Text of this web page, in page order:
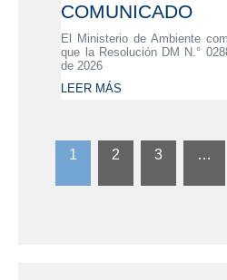
COMUNICADO
El Ministerio de Ambiente
que la Resolución DM N.°
de 2026
LEER MÁS
1 2 3 …